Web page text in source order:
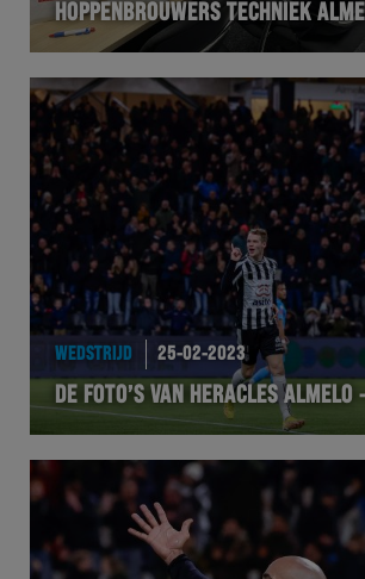
HOPPENBROUWERS TECHNIEK
WEDSTRIJD 25-02-2023
DE FOTO’S VAN HERACLES ALMELO